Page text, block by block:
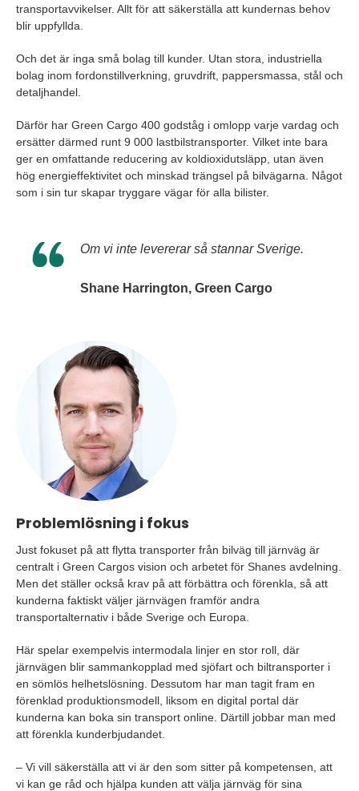
transportavvikelser. Allt för att säkerställa att kundernas behov
blir uppfyllda.
Och det är inga små bolag till kunder. Utan stora, industriella
bolag inom fordonstillverkning, gruvdrift, pappersmassa, stål och
detaljhandel.
Därför har Green Cargo 400 godståg i omlopp varje vardag och
ersätter därmed runt 9 000 lastbilstransporter. Vilket inte bara
ger en omfattande reducering av koldioxidutsläpp, utan även
hög energieffektivitet och minskad trängsel på bilvägarna. Något
som i sin tur skapar tryggare vägar för alla bilister.
Om vi inte levererar så stannar Sverige.
Shane Harrington, Green Cargo
Problemlösning i fokus
Just fokuset på att flytta transporter från bilväg till järnväg är
centralt i Green Cargos vision och arbetet för Shanes avdelning.
Men det ställer också krav på att förbättra och förenkla, så att
kunderna faktiskt väljer järnvägen framför andra
transportalternativ i både Sverige och Europa.
Här spelar exempelvis intermodala linjer en stor roll, där
järnvägen blir sammankopplad med sjöfart och biltransporter i
en sömlös helhetslösning. Dessutom har man tagit fram en
förenklad produktionsmodell, liksom en digital portal där
kunderna kan boka sin transport online. Därtill jobbar man med
att förenkla kunderbjudandet.
– Vi vill säkerställa att vi är den som sitter på kompetensen, att
vi kan ge råd och hjälpa kunden att välja järnväg för sina